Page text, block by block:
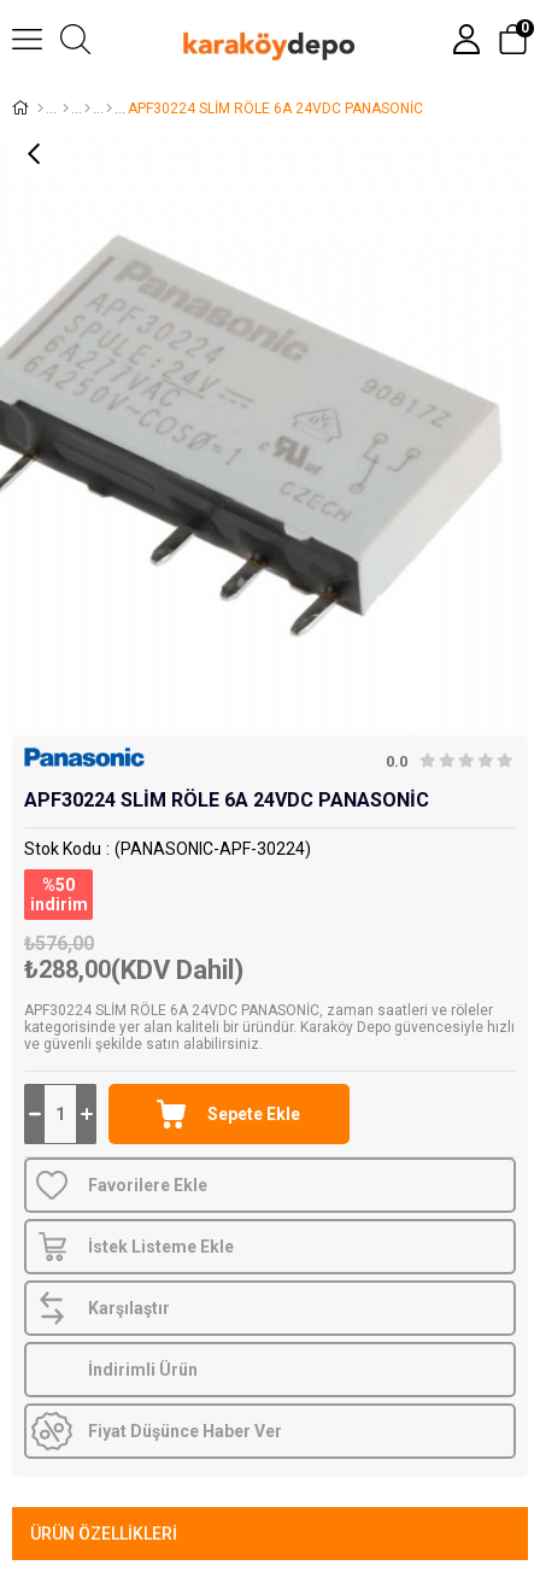
0
APF30224 SLİM RÖLE 6A 24VDC PANASONİC
0.0
APF30224 SLİM RÖLE 6A 24VDC PANASONİC
Stok Kodu
(PANASONIC-APF-30224)
%50
i̇ndirim
₺576,00
₺288,00(KDV Dahil)
APF30224 SLİM RÖLE 6A 24VDC PANASONİC, zaman saatleri ve röleler
kategorisinde yer alan kaliteli bir üründür. Karaköy Depo güvencesiyle hızlı
ve güvenli şekilde satın alabilirsiniz.
Favorilere Ekle
İstek Listeme Ekle
Karşılaştır
İndirimli Ürün
Fiyat Düşünce Haber Ver
ÜRÜN ÖZELLIKLERI